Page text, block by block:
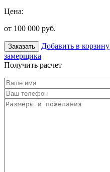
Цена:
от 100 000 руб.
Заказать Добавить в корзину
замерщика
Получить расчет